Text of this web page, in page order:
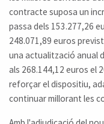
contracte suposa un
passa dels 153.277,26
248.071,89 euros
una actualització anual
als 268.144,12 euros el
reforçar el dispositiu,
continuar millorant les